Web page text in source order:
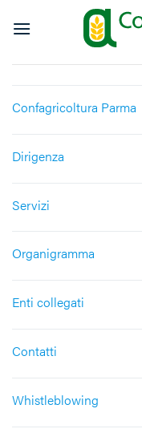
Confagricoltura Parma
Dirigenza
Servizi
Organigramma
Enti collegati
Contatti
Whistleblowing